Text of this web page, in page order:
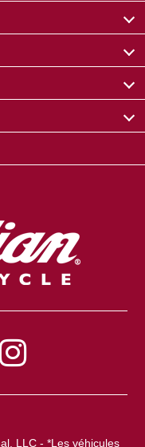
LLC - *Les véhicules